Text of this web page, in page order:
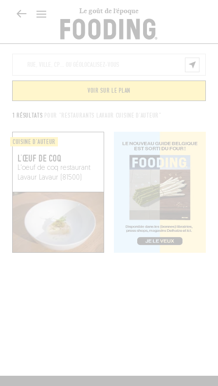
Le goût de l’époque
1 RÉSULTATS POUR "RESTAURANTS LAVAUR CUISINE D'AUTEUR"
VOIR SUR LE PLAN
CUISINE D'AUTEUR
L’ŒUF DE COQ
L'oeuf de coq restaurant
Lavaur Lavaur (81500)